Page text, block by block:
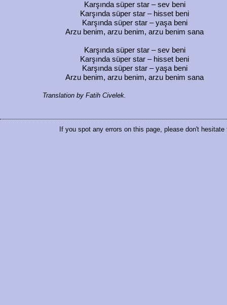
Karşında süper star – sev beni
Karşında süper star – hisset beni
Karşında süper star – yaşa beni
Arzu benim, arzu benim, arzu benim sana
Karşında süper star – sev beni
Karşında süper star – hisset beni
Karşında süper star – yaşa beni
Arzu benim, arzu benim, arzu benim sana
Translation by Fatih Civelek.
If you spot any errors on this page, please don't